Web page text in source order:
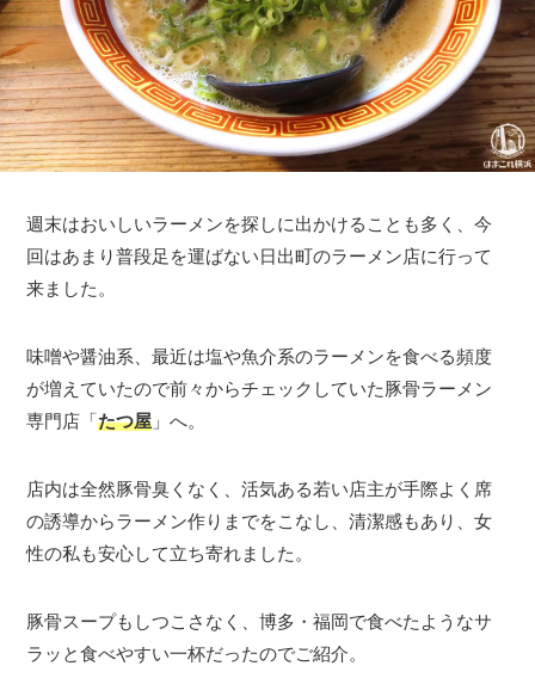
週末はおいしいラーメンを探しに出かけることも多く、今
回はあまり普段足を運ばない日出町のラーメン店に行って
来ました。
味噌や醤油系、最近は塩や魚介系のラーメンを食べる頻度
が増えていたので前々からチェックしていた豚骨ラーメン
専門店「たつ屋 」へ。
店内は全然豚骨臭くなく、活気ある若い店主が手際よく席
の誘導からラーメン作りまでをこなし、清潔感もあり、女
性の私も安心して立ち寄れました。
豚骨スープもしつこさなく、博多・福岡で食べたようなサ
ラッと食べやすい一杯だったのでご紹介。